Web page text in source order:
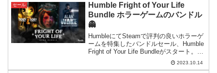
セール
Humble Fright of Your Life
Bundle ホラーゲームのバンドル
👻
HumbleにてSteamで評判の良いホラーゲ
ームを特集したバンドルセール、Humble
Fright of Your Life Bundleがスタート。シ
ンプルな1コースの販売設定になっていま
2023.10.14